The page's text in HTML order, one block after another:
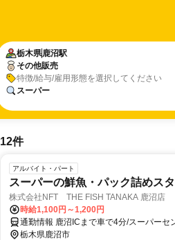
栃木県鹿沼駅
その他販売
特徴/給与/雇用形態を選択してください
スーパー
12件
アルバイト・パート
スーパーの鮮魚・パック詰めス
株式会社NFT THE FISH TANAKA 鹿沼店
時給1,100円～1,200円
通勤情報 鹿沼ICまで車で4分/スーパー
栃木県鹿沼市